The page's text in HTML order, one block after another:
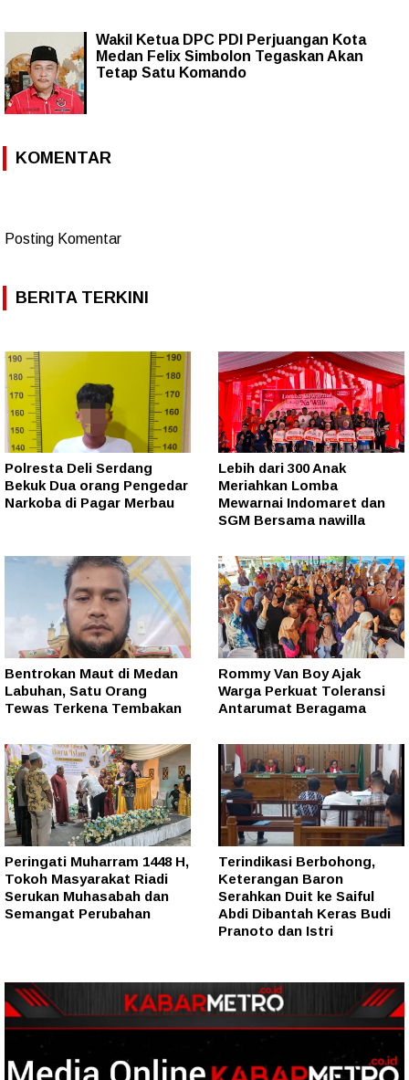
Wakil Ketua DPC PDI Perjuangan Kota
Medan Felix Simbolon Tegaskan Akan
Tetap Satu Komando
KOMENTAR
Posting Komentar
BERITA TERKINI
Polresta Deli Serdang
Bekuk Dua orang Pengedar
Narkoba di Pagar Merbau
Lebih dari 300 Anak
Meriahkan Lomba
Mewarnai Indomaret dan
SGM Bersama nawilla
Bentrokan Maut di Medan
Labuhan, Satu Orang
Tewas Terkena Tembakan
Rommy Van Boy Ajak
Warga Perkuat Toleransi
Antarumat Beragama
Peringati Muharram 1448 H,
Tokoh Masyarakat Riadi
Serukan Muhasabah dan
Semangat Perubahan
Terindikasi Berbohong,
Keterangan Baron
Serahkan Duit ke Saiful
Abdi Dibantah Keras Budi
Pranoto dan Istri